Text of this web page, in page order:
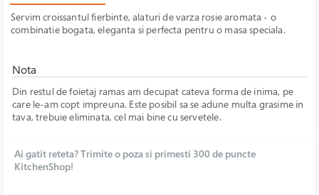
Servim croissantul fierbinte, alaturi de varza rosie aromata - o
combinatie bogata, eleganta si perfecta pentru o masa speciala.
Nota
Din restul de foietaj ramas am decupat cateva forma de inima, pe
care le-am copt impreuna. Este posibil sa se adune multa grasime in
tava, trebuie eliminata, cel mai bine cu servetele.
Ai gatit reteta? Trimite o poza si primesti 300 de puncte
KitchenShop!